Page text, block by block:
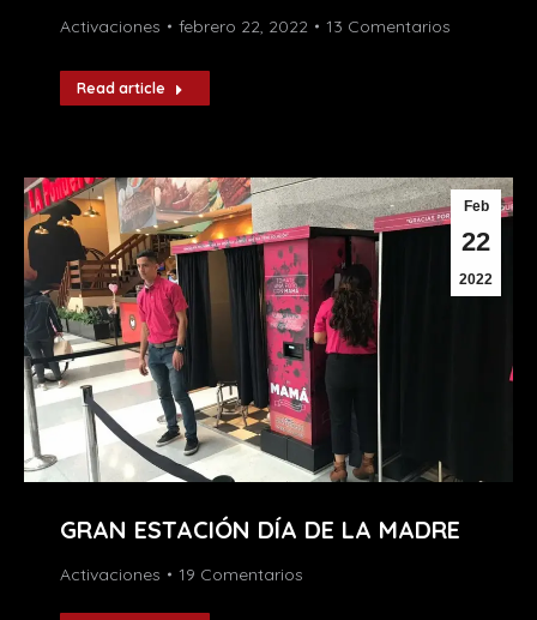
Activaciones febrero 22, 2022 13 Comentarios
Read article
Feb
22
2022
GRAN ESTACIÓN DÍA DE LA MADRE
Activaciones 19 Comentarios